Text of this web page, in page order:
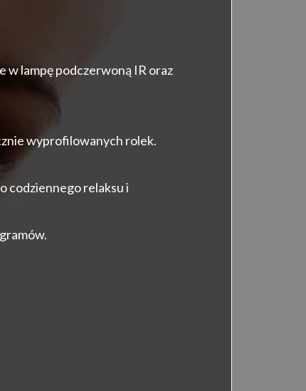
w lampę podczerwoną IR oraz
wyprofilowanych rolek.
codziennego relaksu i